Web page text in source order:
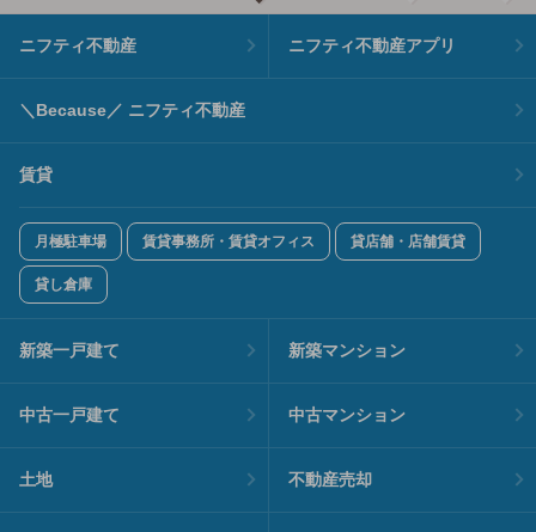
ニフティ不動産 ニフティ不動産アプリ
＼Because／ ニフティ不動産
賃貸
月極駐車場 賃貸事務所・賃貸オフィス 貸店舗・店舗賃貸
貸し倉庫
新築一戸建て 新築マンション
中古一戸建て 中古マンション
土地 不動産売却